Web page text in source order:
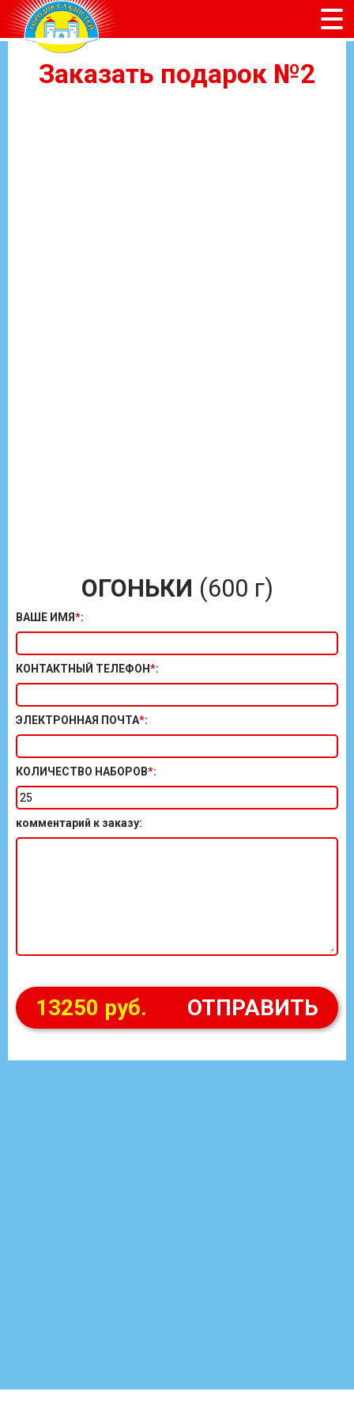
Заказать подарок №2
ОГОНЬКИ (600 г)
ВАШЕ ИМЯ*:
КОНТАКТНЫЙ ТЕЛЕФОН*:
ЭЛЕКТРОННАЯ ПОЧТА*:
КОЛИЧЕСТВО НАБОРОВ*:
комментарий к заказу:
13250 руб. ОТПРАВИТЬ